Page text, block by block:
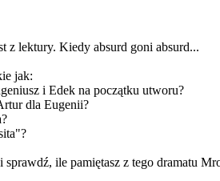
z lektury. Kiedy absurd goni absurd...
jak:
i Edek na początku utworu?
dla Eugenii?
ile pamiętasz z tego dramatu